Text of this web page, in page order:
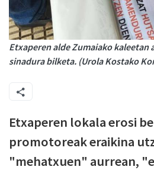
Etxaperen alde Zumaiako kaleetan
sinadura bilketa. (Urola Kostako
Etxaperen lokala erosi
promotoreak eraikina
"mehatxuen" aurrean,